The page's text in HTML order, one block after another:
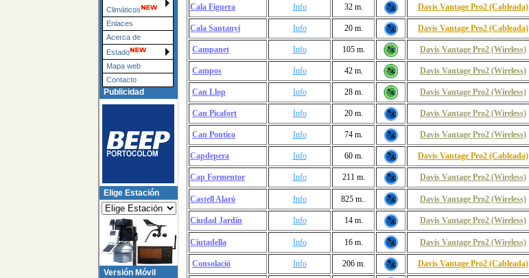
Climáticos
Enlaces
Acerca de
Estado
Mapa web
Contacto
Publicidad
Elige Estación
Versión Móvil
Cala Figuera
Info 32 m. Davis Vantage Pro2 (Cableada)
Cala Santanyí
Info 20 m. Davis Vantage Pro2 (Cableada)
Campanet
Info 105 m. Davis Vantage Pro2 (Wireless)
Campos
Info 42 m. Davis Vantage Pro2 (Wireless)
Can Llop
Info 28 m. Davis Vantage Pro2 (Wireless)
Can Picafort
Info 20 m. Davis Vantage Pro2 (Wireless)
Can Pontico
Info 74 m. Davis Vantage Pro2 (Wireless)
Capdepera
Info 60 m. Davis Vantage Pro2 (Cableada)
Cap Formentor
Info 211 m. Davis Vantage Pro2 (Wireless)
Castell Alaró
Info 825 m.. Davis Vantage Pro2 (Wireless)
Ciudad Jardín
Info 14 m. Davis Vantage Pro2 (Wireless)
Ciutadella
Info 16 m. Davis Vantage Pro2 (Wireless)
Consolació
Info 206 m. Davis Vantage Pro2 (Cableada)